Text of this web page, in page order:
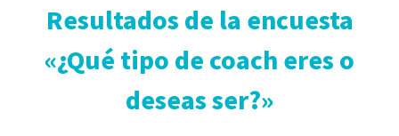
Resultados de la encuesta
«¿Qué tipo de coach eres o
deseas ser?»